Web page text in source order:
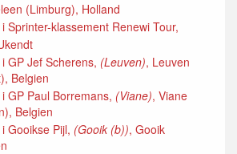
(Limburg), Holland
Sprinter-klassement Renewi Tour,
GP Jef Scherens, (Leuven), Leuven
Belgien
GP Paul Borremans, (Viane), Viane
Belgien
Gooikse Pijl, (Gooik (b)), Gooik